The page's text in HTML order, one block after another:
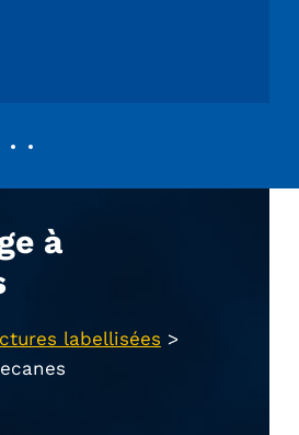
à
labellisées >